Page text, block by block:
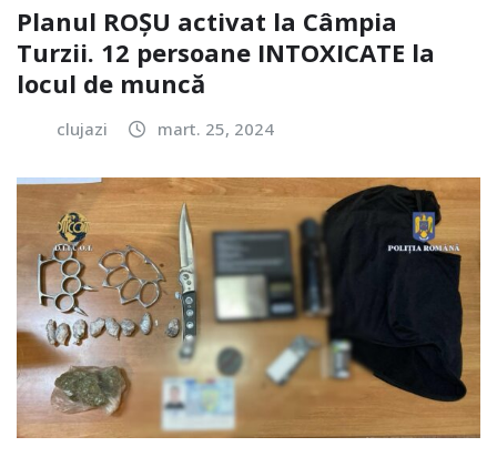
Planul ROȘU activat la Câmpia
Turzii. 12 persoane INTOXICATE la
locul de muncă
clujazi mart. 25, 2024